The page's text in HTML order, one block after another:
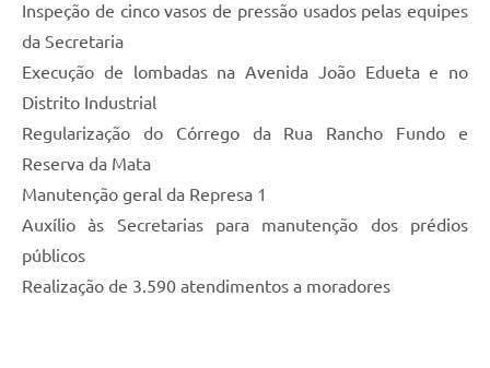
Inspeção de cinco vasos de pressão usados pelas equipes
da Secretaria
Execução de lombadas na Avenida João Edueta e no
Distrito Industrial
Regularização do Córrego da Rua Rancho Fundo e
Reserva da Mata
Manutenção geral da Represa 1
Auxílio às Secretarias para manutenção dos prédios
públicos
Realização de 3.590 atendimentos a moradores